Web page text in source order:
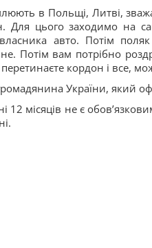
в Польщі, Литві,
цього заходимо на
авто. Потім поляк
Потім вам потрібно
кордон і все,
України, який
12 місяців не є